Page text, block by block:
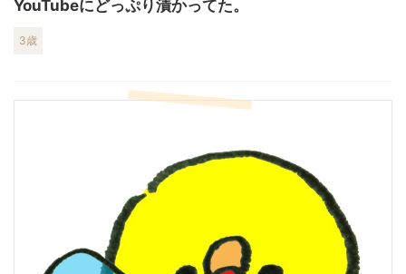
YouTubeにどっぷり漬かってた。
3歳